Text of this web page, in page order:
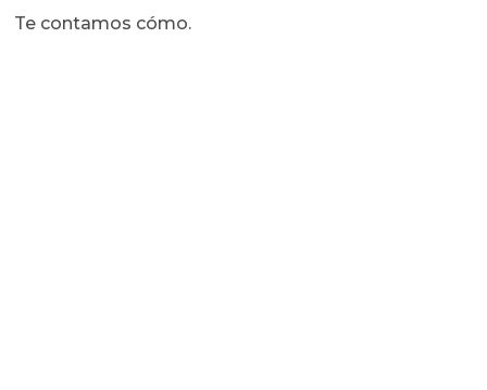
Te contamos cómo.